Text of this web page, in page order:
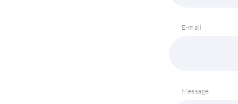
E-mail
Message